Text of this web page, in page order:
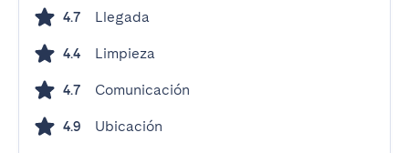
4.7 Llegada
4.4 Limpieza
4.7 Comunicación
4.9 Ubicación